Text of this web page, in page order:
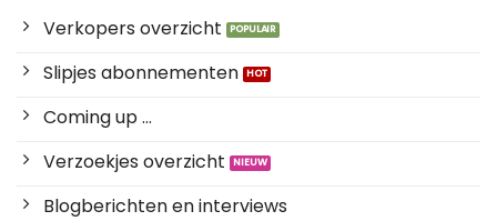
Verkopers overzicht
Slipjes abonnementen
Coming up ...
Verzoekjes overzicht
Blogberichten en interviews